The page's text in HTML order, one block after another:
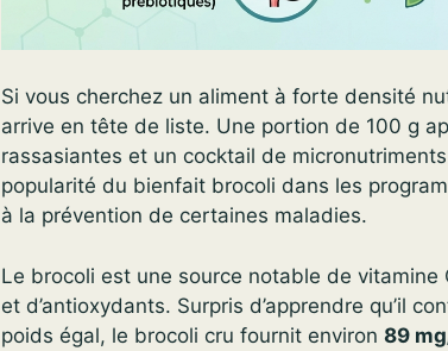
Si vous cherchez un aliment à forte densité
arrive en tête de liste. Une portion de 100 g
rassasiantes et un cocktail de
popularité du bienfait brocoli dans les
à la prévention de certaines maladies.
Le brocoli est une source notable de
et d’antioxydants. Surpris d’apprendre qu’il
poids égal, le brocoli cru fournit environ 89